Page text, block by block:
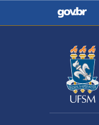
Casa Civil
Ministério
Pecuária e